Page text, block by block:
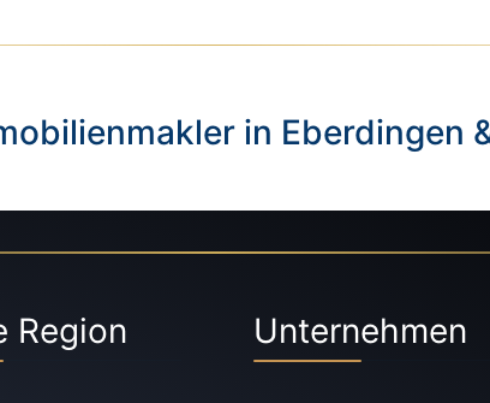
in Eberdingen
Region Unternehmen